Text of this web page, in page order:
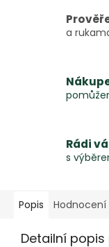
a
Rádi
s
Popis Hodnocení
Detailní